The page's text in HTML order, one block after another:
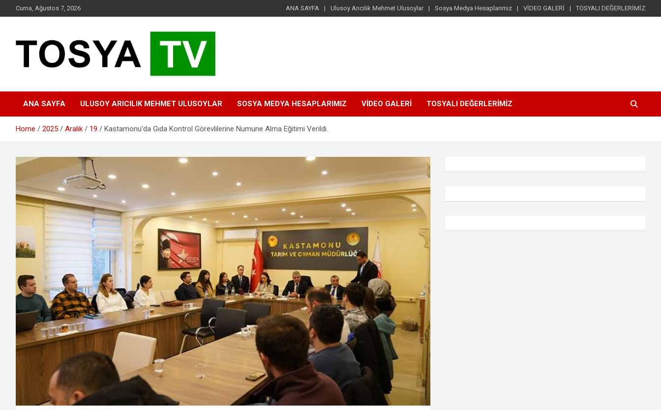
to
Cuma, Ağustos 7, 2026 ANA SAYFA Ulusoy Arıcılık Mehmet Ulusoylar Sosya Medya Hesaplarımız VİDEO GALERİ TOSYALI DEĞERLERİMİZ
ANA SAYFA ULUSOY ARICILIK MEHMET ULUSOYLAR SOSYA MEDYA HESAPLARIMIZ VİDEO GALERİ TOSYALI DEĞERLERİMİZ
Home 2025 Aralık 19 Kastamonu’da Gıda Kontrol Görevlilerine Numune Alma Eğitimi Verildi.